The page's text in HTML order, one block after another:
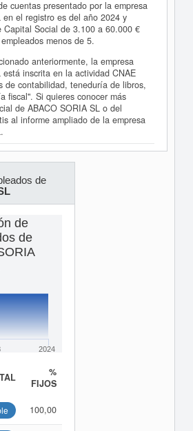
cuentas presentado por la empresa
en el registro es del año 2024 y
Capital Social de 3.100 a 60.000 €
menos de 5.
anteriormente, la empresa
está inscrita en la actividad CNAE
de contabilidad, teneduría de libros,
fiscal". Si quieres conocer más
de ABACO SORIA SL o del
al informe ampliado de la empresa
de
de
de
2024
%
FIJOS
100,00